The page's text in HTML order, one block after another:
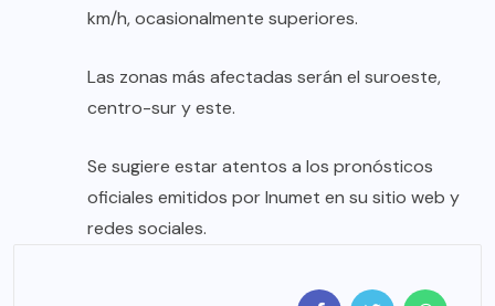
km/h, ocasionalmente superiores.
Las zonas más afectadas serán el suroeste,
centro-sur y este.
Se sugiere estar atentos a los pronósticos
oficiales emitidos por Inumet en su sitio web y
redes sociales.